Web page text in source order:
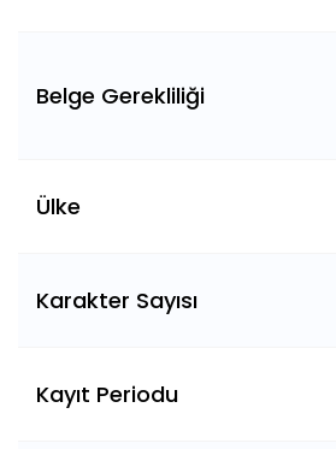
Belge Gerekliliği
Ülke
Karakter Sayısı
Kayıt Periodu